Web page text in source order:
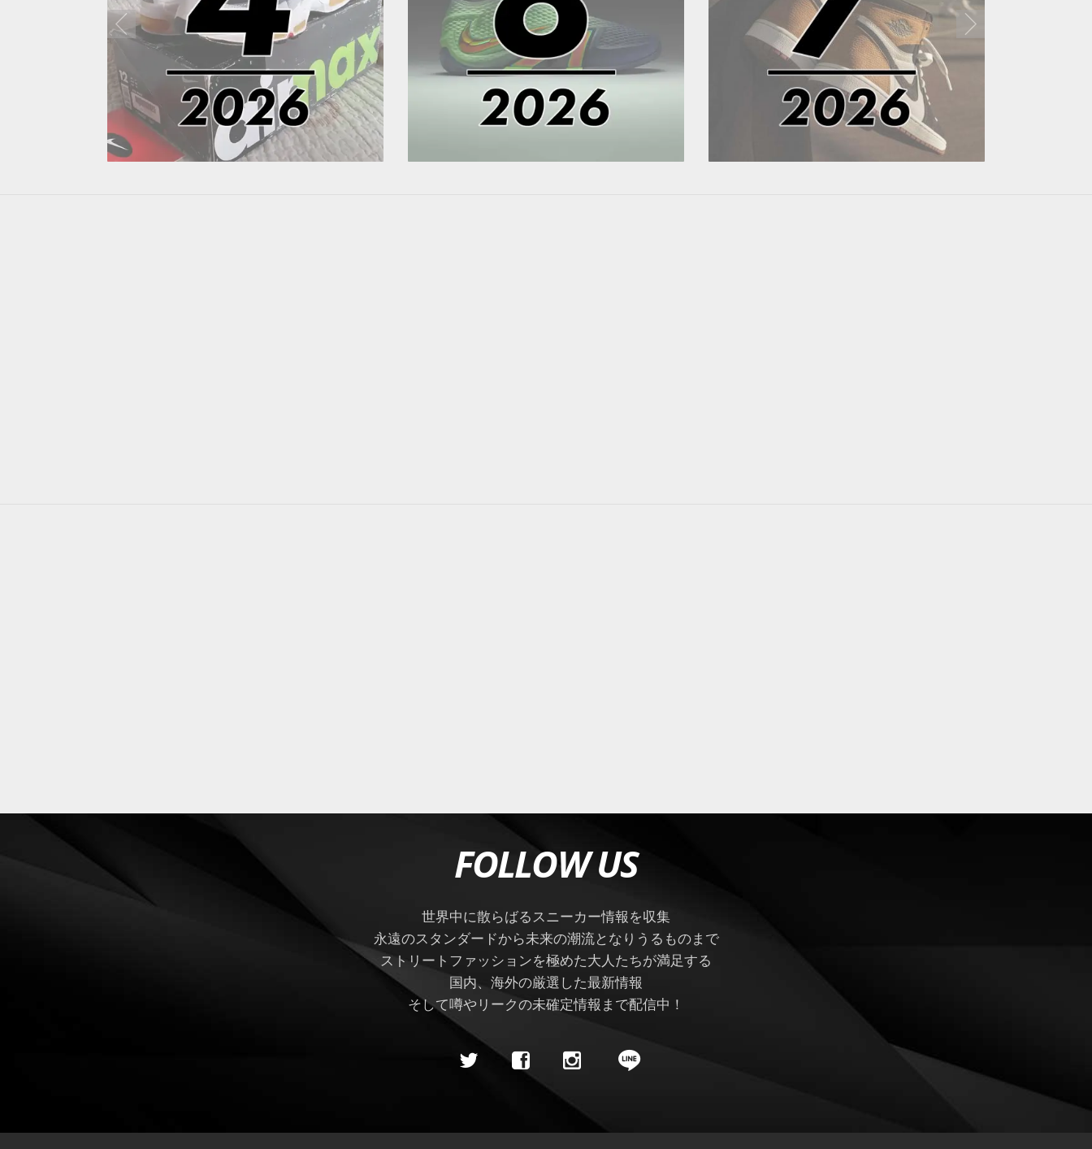
FOLLOW US
世界中に散らばるスニーカー情報を収集
永遠のスタンダードから未来の潮流となりうるものまで
ストリートファッションを極めた大人たちが満足する
国内、海外の厳選した最新情報
そして噂やリークの未確定情報まで配信中！